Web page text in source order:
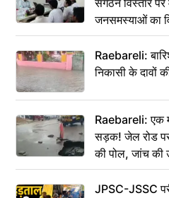
संगठन विस्तार
जनसमस्याओं का
Raebareli:
निकासी के दावों
Raebareli: एक
सड़क! जेल रोड पर
की पोल, जांच की
JPSC-JSSC